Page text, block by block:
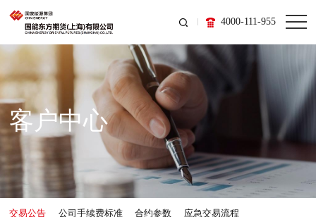
4000-111-955
客户中心
交易公告 公司手续费标准 合约参数 应急交易流程